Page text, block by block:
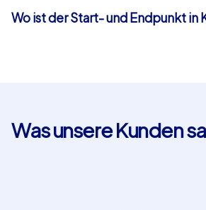
Bereitstellung aller Materialien im
sodass Sie sich vorab um nichts
Wo ist der Start- und Endpunkt in
Sie in diesem Gebiet einen eigenen
wählen. Bei Smartphone-Touren ist
Was unsere Kunden